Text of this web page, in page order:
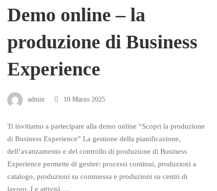
Demo online – la
produzione di Business
Experience
admin 10 Marzo 2025
Ti invitiamo a partecipare alla demo online “Scopri la produzione
di Business Experience” La gestione della pianificazione,
dell’avanzamento e del controllo di produzione di Business
Experience permette di gestire: processi continui, produzioni a
catalogo, produzioni su commessa e produzioni su centri di
lavoro. Le attività …